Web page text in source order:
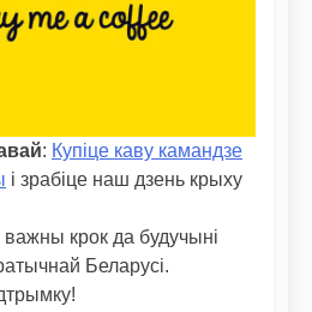
: Купіце каву камандзе
і зрабіце наш дзень крыху
крок да будучыні
Беларусі.